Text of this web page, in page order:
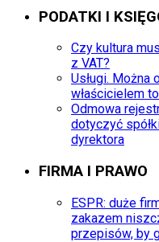
PODATKI I
Czy kultura
z VAT?
Usługi. Można
właścicielem
Odmowa
dotyczyć
dyrektora
FIRMA I PRAWO
ESPR: duże
zakazem
przepisów, by